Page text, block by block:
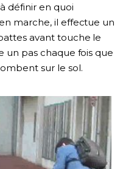
définir en quoi
marche, il effectue un
avant touche le
un pas chaque fois que
sur le sol.